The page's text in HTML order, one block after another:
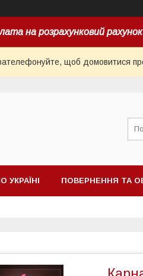
на розрахунковий
щоб домовитися
УКРАЇНІ ПОВЕРНЕННЯ ТА